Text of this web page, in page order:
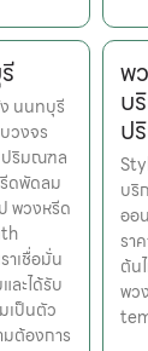
นนทบุรี
วงจร
ปริมณฑล
ดพัดลม
พวงหรีด
เชื่อมั่น
ละได้รับ
เป็นตัว
ต้องการ
พ
บ
ป
บริ
ออ
รา
ต้น
พว